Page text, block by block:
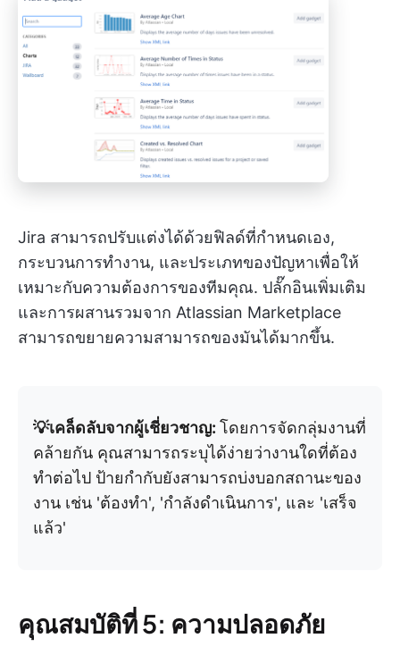
Jira สามารถปรับแต่งได้ด้วยฟิลด์ที่กำหนดเอง,
กระบวนการทำงาน, และประเภทของปัญหาเพื่อให้
เหมาะกับความต้องการของทีมคุณ. ปลั๊กอินเพิ่มเติม
และการผสานรวมจาก Atlassian Marketplace
สามารถขยายความสามารถของมันได้มากขึ้น.
💡เคล็ดลับจากผู้เชี่ยวชาญ: โดยการจัดกลุ่มงานที่
คล้ายกัน คุณสามารถระบุได้ง่ายว่างานใดที่ต้อง
ทำต่อไป ป้ายกำกับยังสามารถบ่งบอกสถานะของ
งาน เช่น 'ต้องทำ', 'กำลังดำเนินการ', และ 'เสร็จ
แล้ว'
คุณสมบัติที่ 5: ความปลอดภัย